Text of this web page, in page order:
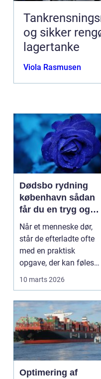
og sikker
lagertanke
Viola Rasmusen
Dødsbo rydning
københavn sådan
får du en tryg og
effektiv løsning
Når et menneske dør,
står de efterladte ofte
med en praktisk
opgave, der kan føles
helt uoverskuelig...
10 marts 2026
Optimering af